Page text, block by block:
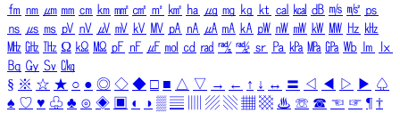
㎙ ㎚ ㎛ ㎜ ㎝ ㎞ ㎟ ㎠ ㎡ ㎢ ㏊ ㎍ ㎎ ㎏ ㏏ ㎈ ㎉ ㏈ ㎧ ㎨ ㎰
㎱ ㎲ ㎳ ㎴ ㎵ ㎶ ㎷ ㎸ ㎹ ㎀ ㎁ ㎂ ㎃ ㎄ ㎺ ㎻ ㎽ ㎾ ㎿ ㎐ ㎑
㎒ ㎓ ㎔ Ω ㏀ ㏁ ㎊ ㎋ ㎌ ㏖ ㏅ ㎭ ㎮ ㎯ ㏛ ㎩ ㎪ ㎫ ㎬ ㏝ ㏐
㏓
㏃ ㏉ ㏜ ㏆
§ ※ ☆ ★ ○ ● ◎ ◇ ◆ □ ■ △ ▽ → ← ↑ ↓ ↔ 〓 ◁ ◀ ▷ ▶ ♤
♠ ♡ ♥ ♧ ♣ ⊙ ◈ ▣ ◐ ◑ ▒ ▤ ▨ ▧ ▦ ▩ ♨ ☏ ☎ ☜ ☞ ¶ †